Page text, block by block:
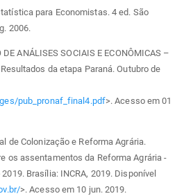
para Economistas. 4 ed. São
2006.
ANÁLISES SOCIAIS E ECONÔMICAS –
da etapa Paraná. Outubro de
pub_pronaf_final4.pdf>. Acesso em 01
de Colonização e Reforma Agrária.
os assentamentos da Reforma Agrária -
Brasília: INCRA, 2019. Disponível
>. Acesso em 10 jun. 2019.